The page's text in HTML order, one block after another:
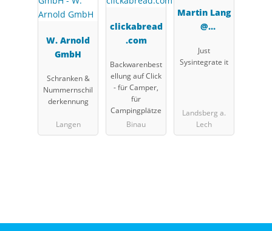
W. Arnold
GmbH
Schranken &
Nummernschil
derkennung
Langen
clickabread
.com
Backwarenbest
ellung auf Click
- für Camper,
für
Campingplätze
Binau
Martin Lang
@
e
Just
Sysintegrate it
Landsberg a.
Lech